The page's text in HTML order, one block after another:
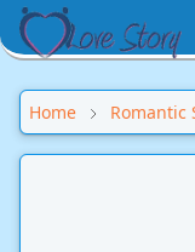
Home Romantic